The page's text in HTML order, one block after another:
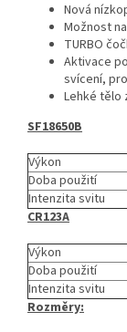
Nová
Možnost
TURBO
Aktivace
svícení,
Lehké tělo
SF18650B
Výkon
Doba použití
Intenzita svitu
CR123A
Výkon
Doba použití
Intenzita svitu
Rozměry: